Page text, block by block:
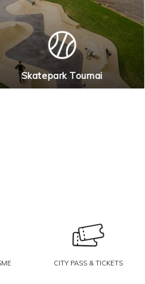
Skatepark Tournai
CITY PASS & TICKETS